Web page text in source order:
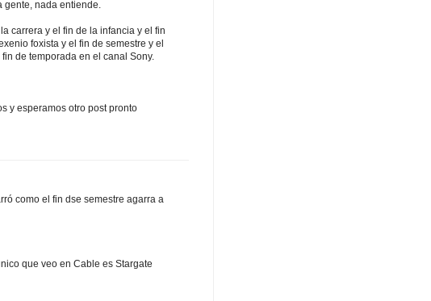
gente, nada entiende.
carrera y el fin de la infancia y el fin
foxista y el fin de semestre y el
de temporada en el canal Sony.
y esperamos otro post pronto
como el fin dse semestre agarra a
que veo en Cable es Stargate